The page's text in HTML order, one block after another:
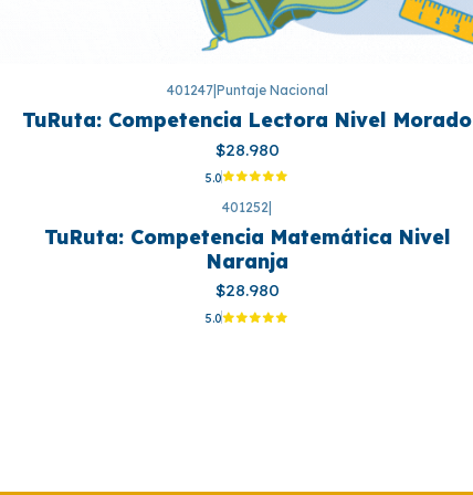
401247| Puntaje Nacional
TuRuta: Competencia Lectora Nivel Morado
$28.980
5.0
401252
TuRuta: Competencia Matemática Nivel
Naranja
$28.980
5.0